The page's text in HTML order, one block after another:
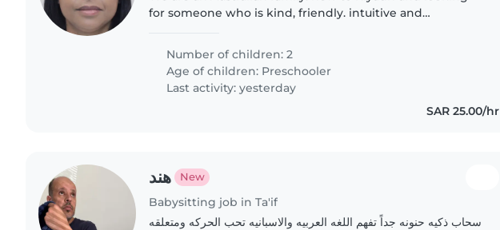
for someone who is kind, friendly. intuitive and
Number of children: 2
Age of children: Preschooler
Last activity: yesterday
SAR 25.00/hr
هند New
Babysitting job in Ta'if
سحاب ذكيه حنونه جداً تفهم اللغه العربيه والاسبانيه تحب الحركه ومتعلقه